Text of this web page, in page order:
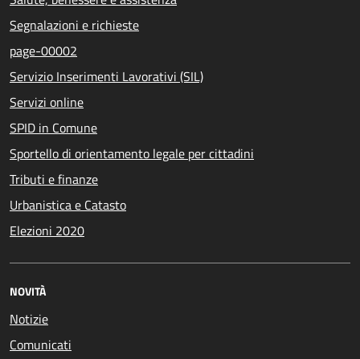
Segnalazioni e richieste
page-00002
Servizio Inserimenti Lavorativi (SIL)
Servizi online
SPID in Comune
Sportello di orientamento legale per cittadini
Tributi e finanze
Urbanistica e Catasto
Elezioni 2020
NOVITÀ
Notizie
Comunicati